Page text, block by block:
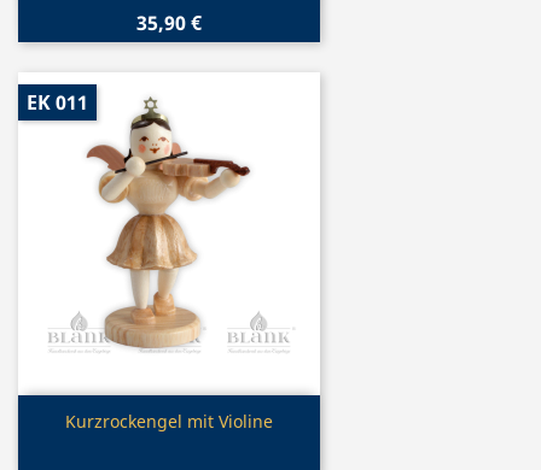
35,90 €
Vorschau
Kurzrockengel mit Violine
EK 011